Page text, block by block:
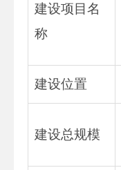
建设项目名
称
建设位置
建设总规模